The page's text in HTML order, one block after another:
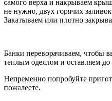
самого верха и накрываем
не нужно, двух горячих
Закатываем или плотно
Банки переворачиваем, чтобы
теплым одеялом и оставляем
Непременно попробуйте
пожалеете.